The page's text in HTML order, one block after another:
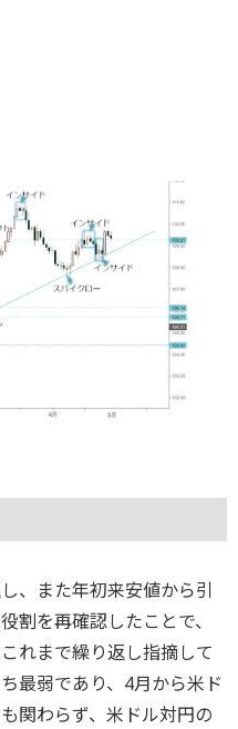
、また年初来安値から引
割を再確認したことで、
れまで繰り返し指摘して
最弱であり、4月から米ド
関わらず、米ドル対円の